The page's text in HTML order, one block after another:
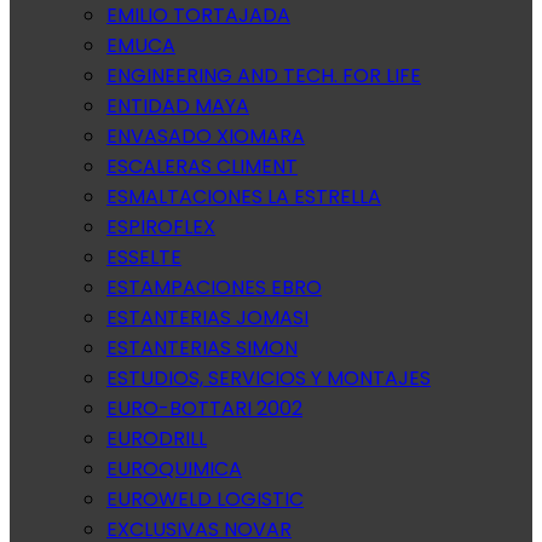
EMILIO TORTAJADA
EMUCA
ENGINEERING AND TECH. FOR LIFE
ENTIDAD MAYA
ENVASADO XIOMARA
ESCALERAS CLIMENT
ESMALTACIONES LA ESTRELLA
ESPIROFLEX
ESSELTE
ESTAMPACIONES EBRO
ESTANTERIAS JOMASI
ESTANTERIAS SIMON
ESTUDIOS, SERVICIOS Y MONTAJES
EURO-BOTTARI 2002
EURODRILL
EUROQUIMICA
EUROWELD LOGISTIC
EXCLUSIVAS NOVAR